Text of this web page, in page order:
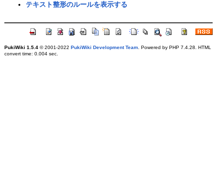
テキスト整形のルールを表示する
PukiWiki 1.5.4© 2001-2022 PukiWiki Development Team. Powered by PHP 7.4.28. HTML
convert time: 0.004 sec.